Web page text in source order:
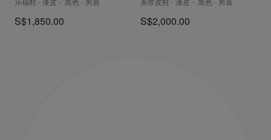
乐福鞋 - 漆皮 - 黑色 - 男装
S$1,850.00
系带皮鞋 - 漆皮 - 黑色 - 男装
S$2,000.00